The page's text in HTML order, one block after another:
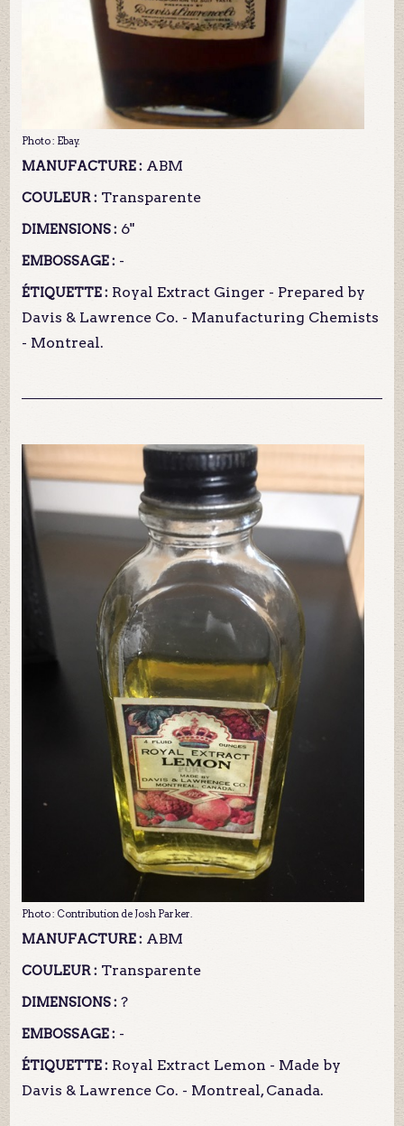
Photo : Ebay.
MANUFACTURE : ABM
COULEUR : Transparente
DIMENSIONS : 6"
EMBOSSAGE : -
ÉTIQUETTE : Royal Extract Ginger - Prepared by
Davis & Lawrence Co. - Manufacturing Chemists
- Montreal.
Photo : Contribution de Josh Parker.
MANUFACTURE : ABM
COULEUR : Transparente
DIMENSIONS : ?
EMBOSSAGE : -
ÉTIQUETTE : Royal Extract Lemon - Made by
Davis & Lawrence Co. - Montreal, Canada.